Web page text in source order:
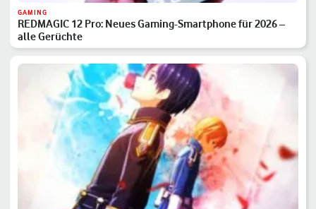
GAMING
REDMAGIC 12 Pro: Neues Gaming-Smartphone für 2026 –
alle Gerüchte